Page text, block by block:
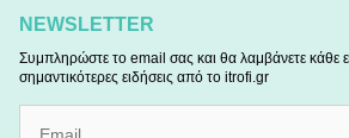
NEWSLETTER
Συμπληρώστε το email σας και θα λαμβάνετε κάθε
σημαντικότερες ειδήσεις από το itrofi.gr